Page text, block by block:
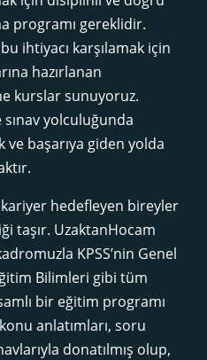
programı gereklidir.
ihtiyacı karşılamak için
hazırlanan
kurslar sunuyoruz.
sınav yolculuğunda
başarıya giden yolda
hedefleyen bireyler
taşır. UzaktanHocam
KPSS’nin Genel
Bilimleri gibi tüm
bir eğitim programı
anlatımları, soru
donatılmış olup,